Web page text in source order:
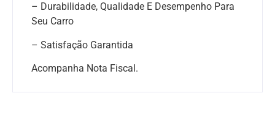
– Durabilidade, Qualidade E Desempenho Para
Seu Carro
– Satisfação Garantida
Acompanha Nota Fiscal.